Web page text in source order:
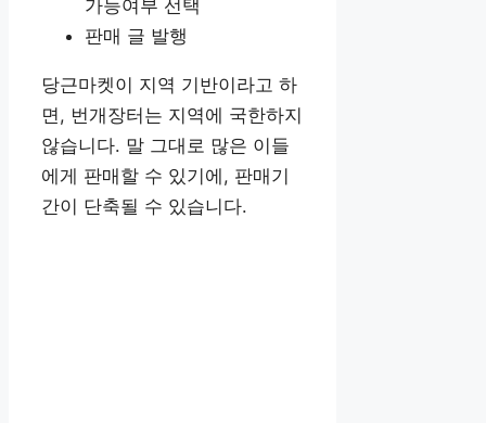
가능여부 선택
판매 글 발행
당근마켓이 지역 기반이라고 하
면, 번개장터는 지역에 국한하지
않습니다. 말 그대로 많은 이들
에게 판매할 수 있기에, 판매기
간이 단축될 수 있습니다.